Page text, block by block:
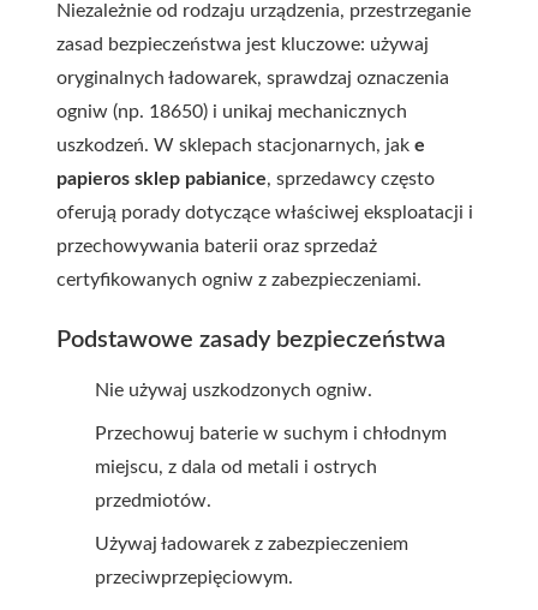
Niezależnie od rodzaju urządzenia, przestrzeganie
zasad bezpieczeństwa jest kluczowe: używaj
oryginalnych ładowarek, sprawdzaj oznaczenia
ogniw (np. 18650) i unikaj mechanicznych
uszkodzeń. W sklepach stacjonarnych, jak e
papieros sklep pabianice, sprzedawcy często
oferują porady dotyczące właściwej eksploatacji i
przechowywania baterii oraz sprzedaż
certyfikowanych ogniw z zabezpieczeniami.
Podstawowe zasady bezpieczeństwa
Nie używaj uszkodzonych ogniw.
Przechowuj baterie w suchym i chłodnym
miejscu, z dala od metali i ostrych
przedmiotów.
Używaj ładowarek z zabezpieczeniem
przeciwprzepięciowym.